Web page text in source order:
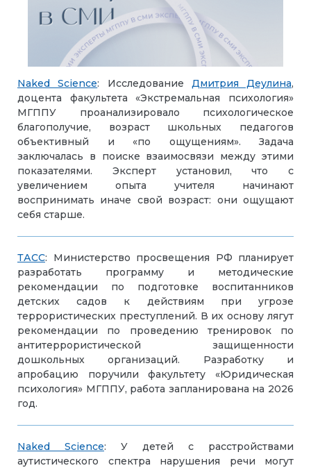
Naked Science: Исследование Дмитрия Деулина,
доцента факультета «Экстремальная психология»
МГППУ проанализировало психологическое
благополучие, возраст школьных педагогов
объективный и «по ощущениям». Задача
заключалась в поиске взаимосвязи между этими
показателями. Эксперт установил, что с
увеличением опыта учителя начинают
воспринимать иначе свой возраст: они ощущают
себя старше.
ТАСС: Министерство просвещения РФ планирует
разработать программу и методические
рекомендации по подготовке воспитанников
детских садов к действиям при угрозе
террористических преступлений. В их основу лягут
рекомендации по проведению тренировок по
антитеррористической защищенности
дошкольных организаций. Разработку и
апробацию поручили факультету «Юридическая
психология» МГППУ, работа запланирована на 2026
год.
Naked Science: У детей с расстройствами
аутистического спектра нарушения речи могут